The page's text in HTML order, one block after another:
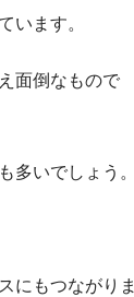
います。
面倒なもので
多いでしょう。
にもつながりま